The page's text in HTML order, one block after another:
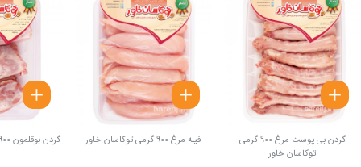
گردن بی پوست مرغ 900 گرمی
توکاسان خاور
فیله مرغ 900 گرمی توکاسان خاور گردن بوقلمون 900 گرمی توکاسان خاور